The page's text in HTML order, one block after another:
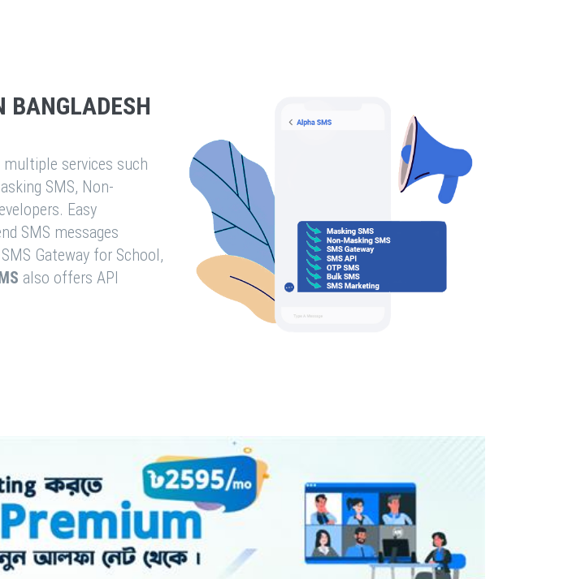
BANGLADESH
multiple services such
SMS, Non-
Easy
SMS messages
Gateway for School,
also offers API